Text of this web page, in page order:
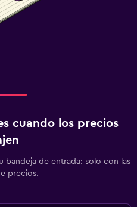
cuando los precios
bandeja de entrada: solo con las
precios.